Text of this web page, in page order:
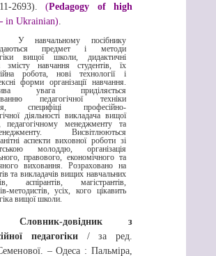
2693).
(Pedagogy of high
in Ukrainian)
посібнику
предмет і методи
вищої школи, дидактичні
змісту навчання студентів, їх
робота, нові технології і
форми організації навчання.
увага приділяється
педагогічної техніки
специфіці професійно-
діяльності викладача вищої
педагогічному менеджменту та
Висвітлюються
аспекти виховної роботи зі
молоддю, організація
правового, економічного та
виховання. Розраховано на
та викладачів вищих навчальних
аспірантів, магістрантів,
методистів, усіх, кого цікавить
вищої школи.
Словник-довідник
з
педагогіки/ за ред.
– Одеса : Пальміра,